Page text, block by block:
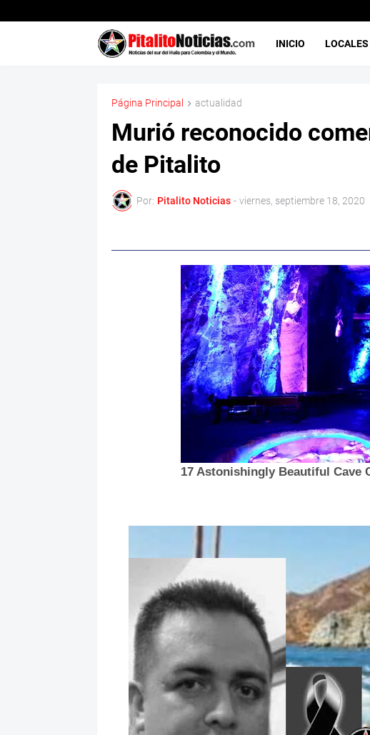
INICIO LOCALES
Página Principal actualidad
Murió reconocido
de Pitalito
Por: Pitalito Noticias - viernes, septiembre 18, 2020